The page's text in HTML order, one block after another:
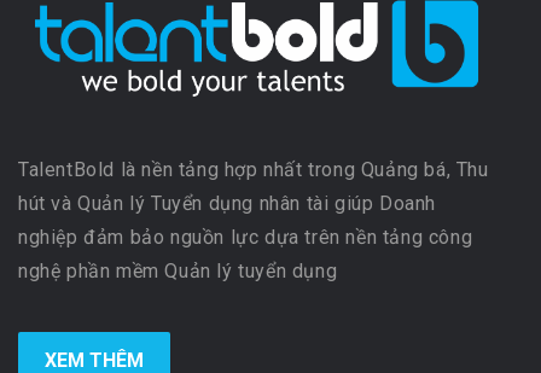
TalentBold là nền tảng hợp nhất trong Quảng bá, Thu
hút và Quản lý Tuyển dụng nhân tài giúp Doanh
nghiệp đảm bảo nguồn lực dựa trên nền tảng công
nghệ phần mềm Quản lý tuyển dụng
XEM THÊM